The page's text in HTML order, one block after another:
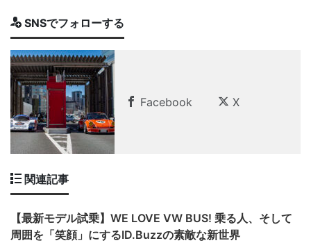
SNSでフォローする
Facebook X
関連記事
【最新モデル試乗】WE LOVE VW BUS! 乗る人、そして
周囲を「笑顔」にするID.Buzzの素敵な新世界